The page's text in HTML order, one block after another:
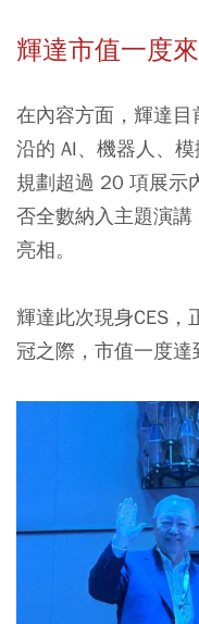
輝達市值一度
在內容方面，輝達
沿的 AI、機器人、
規劃超過 20 項展示
否全數納入主題演講
亮相。
輝達此次現身CES
冠之際，市值一度達